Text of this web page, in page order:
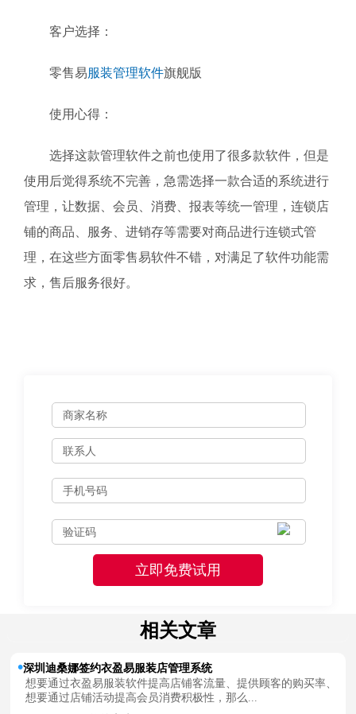
客户选择：
零售易服装管理软件旗舰版
使用心得：
选择这款管理软件之前也使用了很多款软件，但是
使用后觉得系统不完善，急需选择一款合适的系统进行
管理，让数据、会员、消费、报表等统一管理，连锁店
铺的商品、服务、进销存等需要对商品进行连锁式管
理，在这些方面零售易软件不错，对满足了软件功能需
求，售后服务很好。
相关文章
深圳迪桑娜签约衣盈易服装店管理系统
想要通过衣盈易服装软件提高店铺客流量、提供顾客的购买率、
想要通过店铺活动提高会员消费积极性，那么...